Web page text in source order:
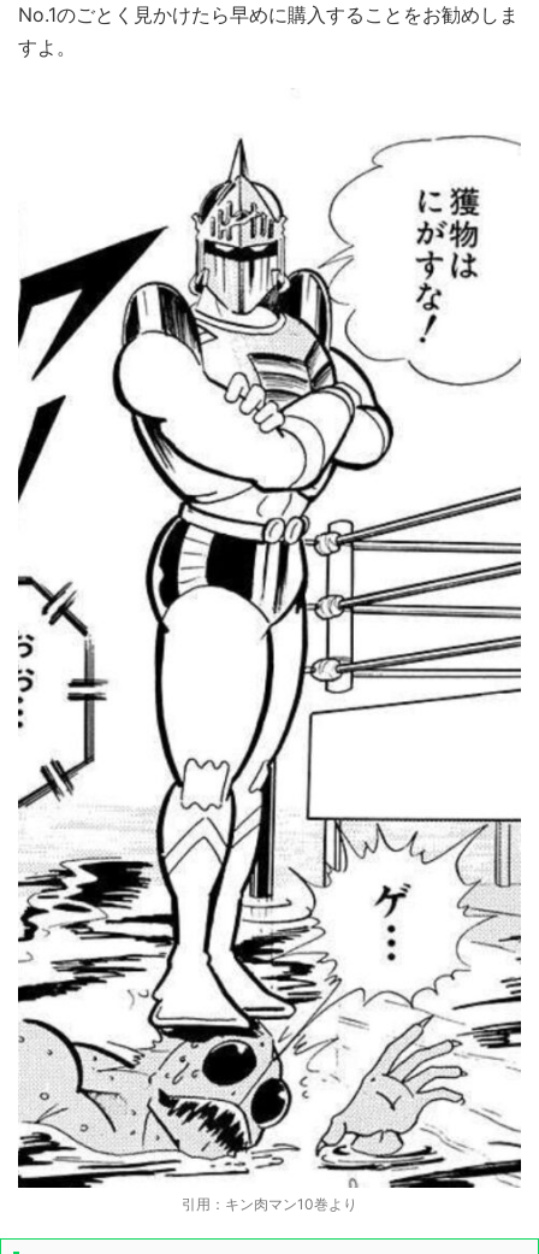
No.1のごとく見かけたら早めに購入することをお勧めしま
すよ。
引用：キン肉マン10巻より